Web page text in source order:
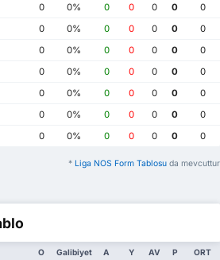
0 0% 0 0 0 0
0
0 0% 0 0 0 0
0
0 0% 0 0 0 0
0
0 0% 0 0 0 0
0
0 0% 0 0 0 0
0
0 0% 0 0 0 0
0
0 0% 0 0 0 0 0
* Liga NOS Form Tablosu da mevcuttur
O Galibiyet A Y AV P ORT